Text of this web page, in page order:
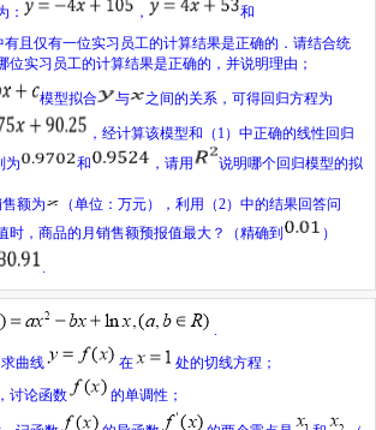
：
，
和
有且仅有一位实习员工的计算结果是正确的．请结合统
位实习员工的计算结果是正确的，并说明理由；
模型拟合 与 之间的关系，可得回归方程为
，经计算该模型和（ 1 ）中正确的线性回归
为 和 ，请用
说明哪个回归模型的拟
额为 （单位：万元），利用（2）中的结果回答问
时，商品的月销售额预报值最大？（精确到
）
曲线 在
处的切线方程；
讨论函数 的单调性；